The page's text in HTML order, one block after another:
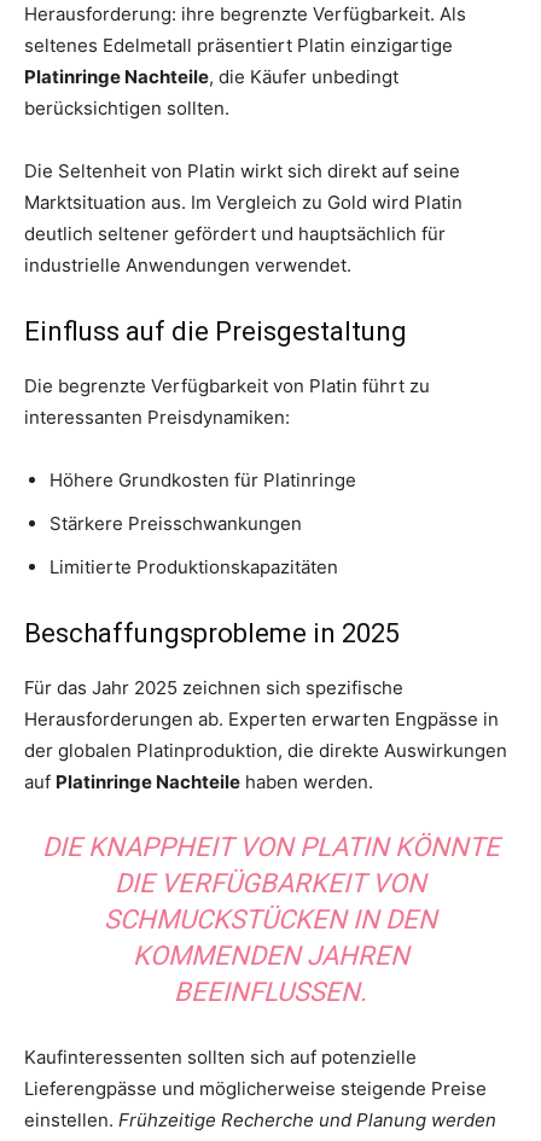
Herausforderung: ihre begrenzte Verfügbarkeit. Als
seltenes Edelmetall präsentiert Platin einzigartige
Platinringe Nachteile, die Käufer unbedingt
berücksichtigen sollten.
Die Seltenheit von Platin wirkt sich direkt auf seine
Marktsituation aus. Im Vergleich zu Gold wird Platin
deutlich seltener gefördert und hauptsächlich für
industrielle Anwendungen verwendet.
Einfluss auf die Preisgestaltung
Die begrenzte Verfügbarkeit von Platin führt zu
interessanten Preisdynamiken:
Höhere Grundkosten für Platinringe
Stärkere Preisschwankungen
Limitierte Produktionskapazitäten
Beschaffungsprobleme in 2025
Für das Jahr 2025 zeichnen sich spezifische
Herausforderungen ab. Experten erwarten Engpässe in
der globalen Platinproduktion, die direkte Auswirkungen
auf Platinringe Nachteile haben werden.
DIE KNAPPHEIT VON PLATIN KÖNNTE
DIE VERFÜGBARKEIT VON
SCHMUCKSTÜCKEN IN DEN
KOMMENDEN JAHREN
BEEINFLUSSEN.
Kaufinteressenten sollten sich auf potenzielle
Lieferengpässe und möglicherweise steigende Preise
einstellen. Frühzeitige Recherche und Planung werden